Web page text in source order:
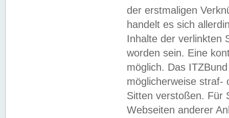
der erstmaligen
handelt es sich
Inhalte der verlinkten
worden sein. Eine
möglich. Das
möglicherweise straf-
Sitten verstoßen. Für
Webseiten anderer